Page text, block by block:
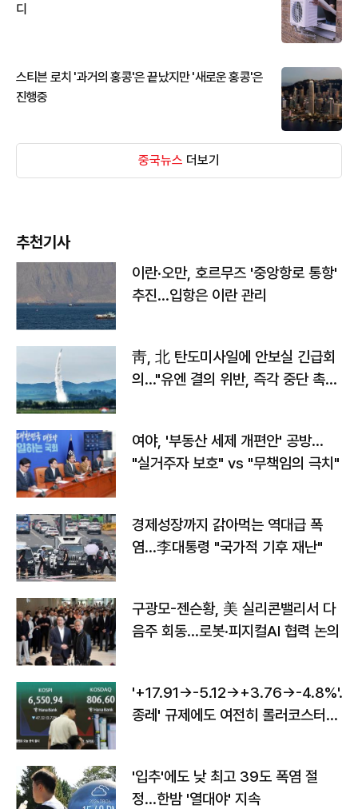
디
스티븐 로치 '과거의 홍콩'은 끝났지만 '새로운 홍콩'은
진행중
중국뉴스 더보기
추천기사
이란·오만, 호르무즈 '중앙항로 통항'
추진…입항은 이란 관리
靑, 北 탄도미사일에 안보실 긴급회
의…"유엔 결의 위반, 즉각 중단 촉
여야, '부동산 세제 개편안' 공방…
"실거주자 보호" vs "무책임의 극치"
경제성장까지 갉아먹는 역대급 폭
염…李대통령 "국가적 기후 재난"
구광모-젠슨황, 美 실리콘밸리서 다
음주 회동…로봇·피지컬AI 협력 논의
'+17.91→-5.12→+3.76→-4.8%'…'
종레' 규제에도 여전히 롤러코스터
'입추'에도 낮 최고 39도 폭염 절
정…한밤 '열대야' 지속